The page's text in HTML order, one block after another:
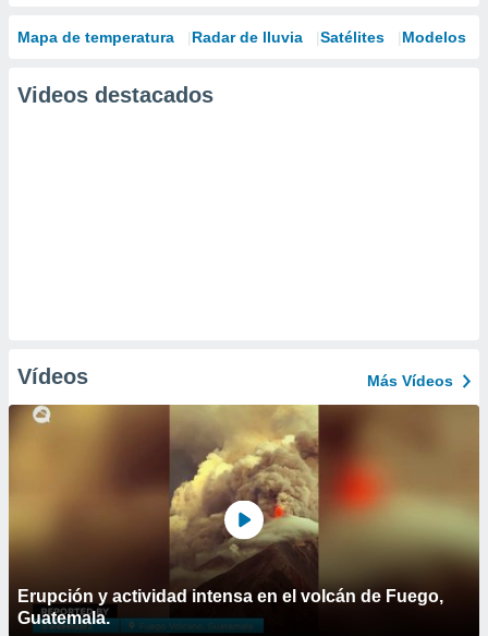
Mapa de temperatura Radar de lluvia Satélites Modelos
Videos destacados
Vídeos Más Vídeos
Erupción y actividad intensa en el volcán de Fuego,
Guatemala.